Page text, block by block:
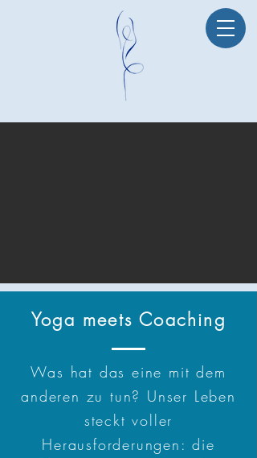
Yoga meets Coaching
Was hat das eine mit dem
anderen zu tun? Unser Leben
steckt voller
Herausforderungen: die